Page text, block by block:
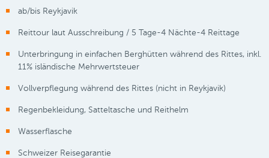
ab/bis Reykjavik
Reittour laut Ausschreibung / 5 Tage-4 Nächte-4 Reittage
Unterbringung in einfachen Berghütten während des Rittes, inkl.
11% isländische Mehrwertsteuer
Vollverpflegung während des Rittes (nicht in Reykjavik)
Regenbekleidung, Satteltasche und Reithelm
Wasserflasche
Schweizer Reisegarantie